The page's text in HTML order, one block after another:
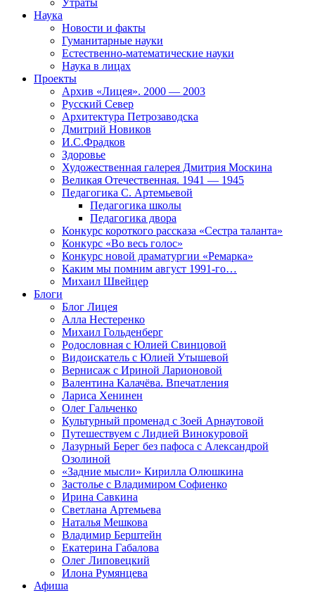
Утраты
Наука
Новости и факты
Гуманитарные науки
Естественно-математические науки
Наука в лицах
Проекты
Архив «Лицея». 2000 — 2003
Русский Север
Архитектура Петрозаводска
Дмитрий Новиков
И.С.Фрадков
Здоровье
Художественная галерея Дмитрия Москина
Великая Отечественная. 1941 — 1945
Педагогика С. Артемьевой
Педагогика школы
Педагогика двора
Конкурс короткого рассказа «Сестра таланта»
Конкурс «Во весь голос»
Конкурс новой драматургии «Ремарка»
Каким мы помним август 1991-го…
Михаил Швейцер
Блоги
Блог Лицея
Алла Нестеренко
Михаил Гольденберг
Родословная с Юлией Свинцовой
Видоискатель с Юлией Утышевой
Вернисаж с Ириной Ларионовой
Валентина Калачёва. Впечатления
Лариса Хенинен
Олег Гальченко
Культурный променад с Зоей Арнаутовой
Путешествуем с Лидией Винокуровой
Лазурный Берег без пафоса с Александрой
Озолиной
«Задние мысли» Кирилла Олюшкина
Застолье с Владимиром Софиенко
Ирина Савкина
Светлана Артемьева
Наталья Мешкова
Владимир Берштейн
Екатерина Габалова
Олег Липовецкий
Илона Румянцева
Афиша